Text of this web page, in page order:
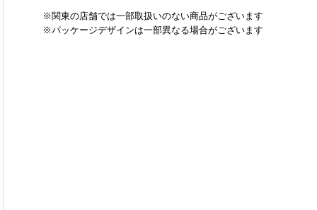
※関東の店舗では一部取扱いのない商品がございます
※パッケージデザインは一部異なる場合がございます